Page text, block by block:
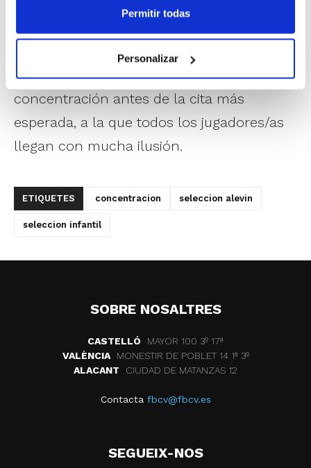
Permitir todas
Personalizar
C.B. Burriana en chicos y N.B.F. Castelló y
Vila-real B.C. en chicas fueron los rivales.
El 16 y 17 de marzo tendrá lugar la última
concentración antes de la cita más
esperada, a la que todos los jugadores/as
llegan con mucha ilusión.
ETIQUETES concentracion seleccion alevin
seleccion infantil
SOBRE NOSALTRES
CASTELLÓ
MAYOR 100 3º 17ª
VALÈNCIA
MONESTIR DE POBLET 14 1ª 3º
ALACANT
CIUDAD DE MATANZAS 12
Contacta fbcv@fbcv.es
SEGUEIX-NOS